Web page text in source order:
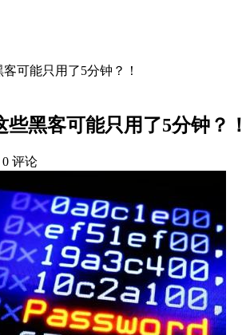
可能只用了5分钟？！
黑客可能只用了5分钟？！
0 评论